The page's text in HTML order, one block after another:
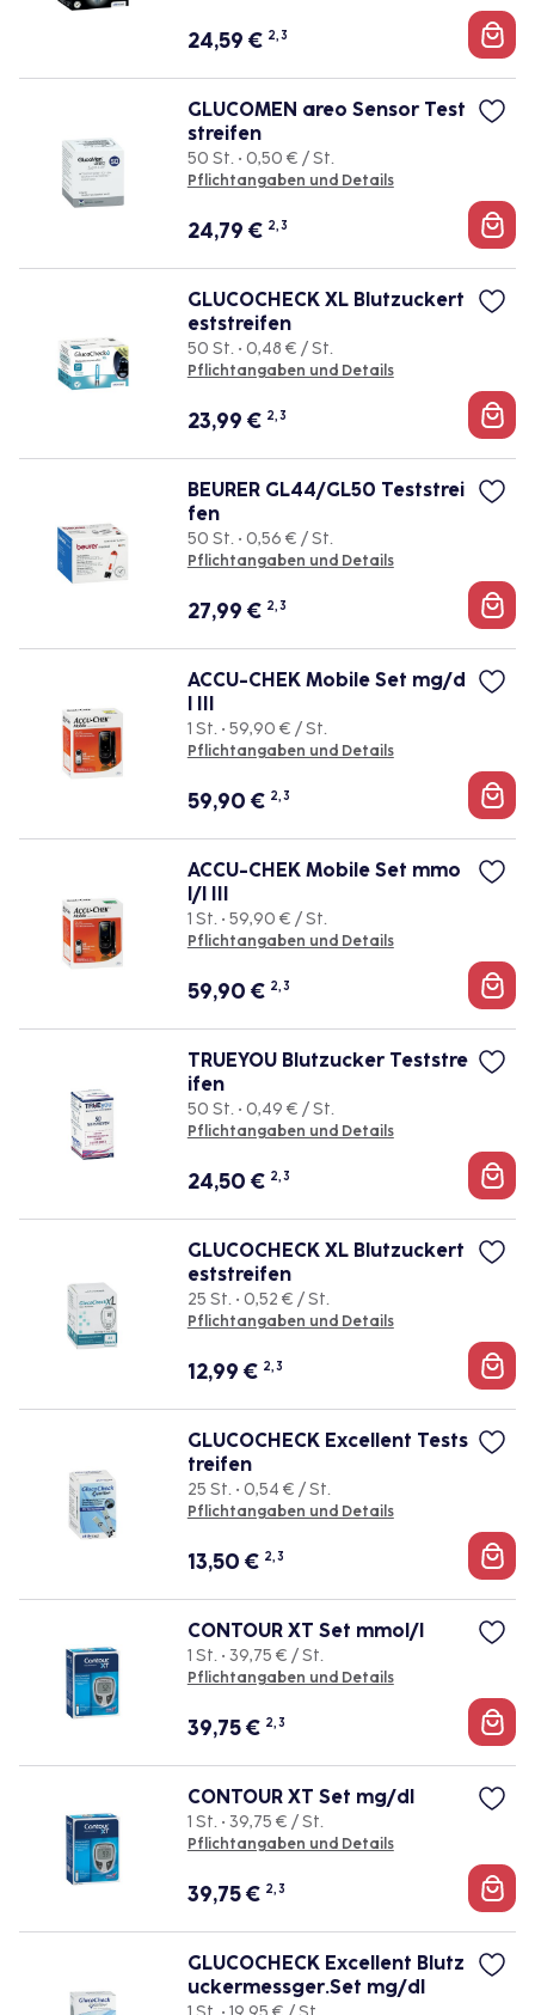
24,59 € 2, 3
GLUCOMEN areo Sensor Test
streifen
50 St. • 0,50 € / St.
Pflichtangaben und Details
24,79 € 2, 3
GLUCOCHECK XL Blutzuckert
eststreifen
50 St. • 0,48 € / St.
Pflichtangaben und Details
23,99 € 2, 3
BEURER GL44/GL50 Teststrei
fen
50 St. • 0,56 € / St.
Pflichtangaben und Details
27,99 € 2, 3
ACCU-CHEK Mobile Set mg/d
l III
1 St. • 59,90 € / St.
Pflichtangaben und Details
59,90 € 2, 3
ACCU-CHEK Mobile Set mmo
l/l III
1 St. • 59,90 € / St.
Pflichtangaben und Details
59,90 € 2, 3
TRUEYOU Blutzucker Teststre
ifen
50 St. • 0,49 € / St.
Pflichtangaben und Details
24,50 € 2, 3
GLUCOCHECK XL Blutzuckert
eststreifen
25 St. • 0,52 € / St.
Pflichtangaben und Details
12,99 € 2, 3
GLUCOCHECK Excellent Tests
treifen
25 St. • 0,54 € / St.
Pflichtangaben und Details
13,50 € 2, 3
CONTOUR XT Set mmol/l
1 St. • 39,75 € / St.
Pflichtangaben und Details
39,75€ 2, 3
CONTOUR XT Set mg/dl
1 St. • 39,75 € / St.
Pflichtangaben und Details
39,75€ 2, 3
GLUCOCHECK Excellent Blutz
uckermessger.Set mg/dl